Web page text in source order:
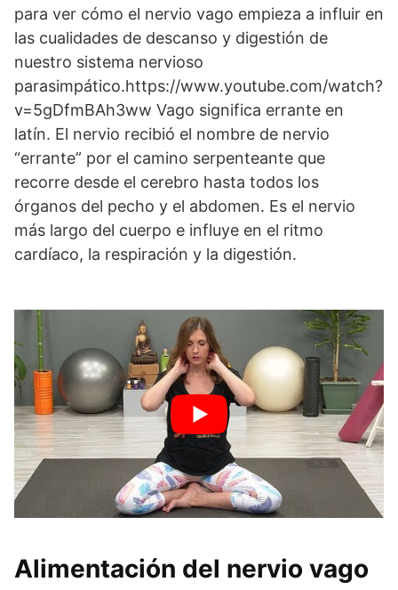
para ver cómo el nervio vago empieza a influir en
las cualidades de descanso y digestión de
nuestro sistema nervioso
parasimpático.https://www.youtube.com/watch?
v=5gDfmBAh3ww Vago significa errante en
latín. El nervio recibió el nombre de nervio
“errante” por el camino serpenteante que
recorre desde el cerebro hasta todos los
órganos del pecho y el abdomen. Es el nervio
más largo del cuerpo e influye en el ritmo
cardíaco, la respiración y la digestión.
Alimentación del nervio vago